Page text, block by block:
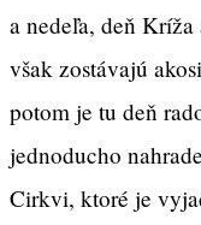
a nedeľa, deň
však zostávajú
potom je tu deň
jednoducho
Cirkvi, ktoré je